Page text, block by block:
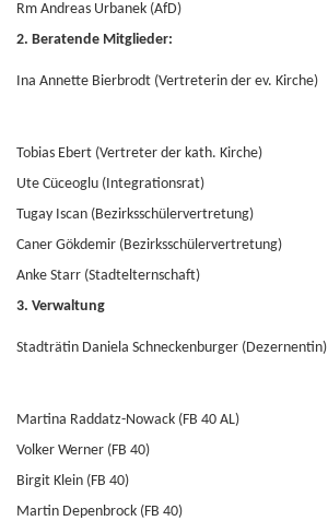
Rm Andreas Urbanek (AfD)
2. Beratende Mitglieder:
Ina Annette Bierbrodt (Vertreterin der ev. Kirche)
Tobias Ebert (Vertreter der kath. Kirche)
Ute Cüceoglu (Integrationsrat)
Tugay Iscan (Bezirksschülervertretung)
Caner Gökdemir (Bezirksschülervertretung)
Anke Starr (Stadtelternschaft)
3. Verwaltung
Stadträtin Daniela Schneckenburger (Dezernentin)
Martina Raddatz-Nowack (FB 40 AL)
Volker Werner (FB 40)
Birgit Klein (FB 40)
Martin Depenbrock (FB 40)